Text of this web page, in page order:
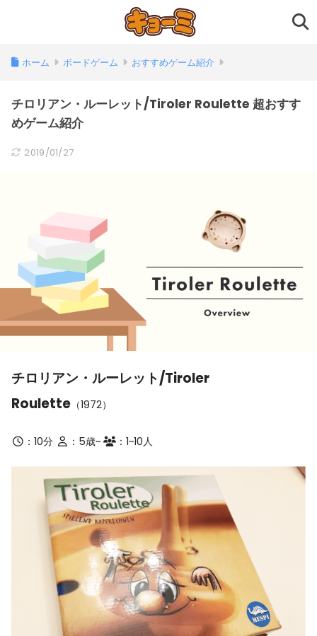
ホーム ボードゲーム おすすめゲーム紹介
チロリアン・ルーレット/Tiroler Roulette 超おすす
めゲーム紹介
2019/01/27
チロリアン・ルーレット/Tiroler
Roulette （1972）
：10分 ：5歳~ ：1~10人